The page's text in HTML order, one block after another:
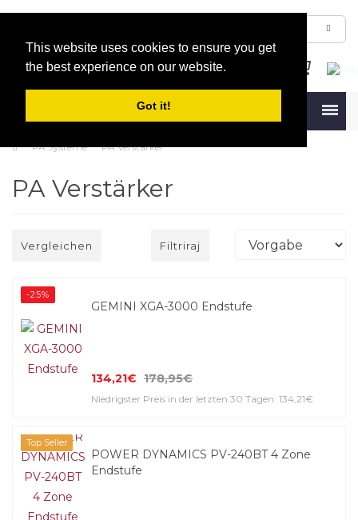
This website uses cookies to ensure you get
the best experience on our website.
Got it!
PA Systeme PA Verstärker
PA Verstärker
Vergleichen Filtriraj
-25%
GEMINI XGA-3000 Endstufe
134,21€ 178,95€
Niedrigster Preis in der letzten 30 Tagen: 134,21€
Top Seller
POWER DYNAMICS PV-240BT 4 Zone
Endstufe